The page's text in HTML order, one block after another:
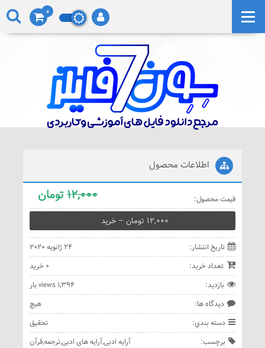
اطلاعات محصول
قيمت محصول: 12,000تومان
12,000 تومان – خريد
تاريخ انتشار:
24 ژانویه 2020
تعداد خريد:
0 خريد
بازديد:
1,394 views بار
ديدگاه ها:
هيچ
دسته بندي:
تحقیق
برچسب:
آرایه ادبی,آرایه های ادبی,ترجمه,قرآن
0